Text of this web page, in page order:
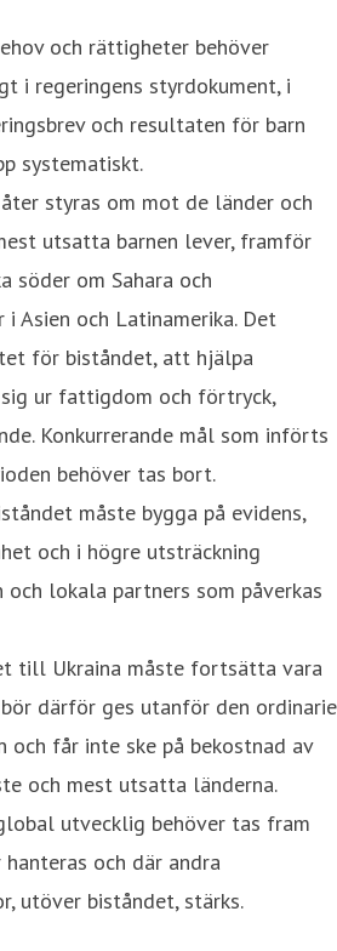
och rättigheter behöver
i regeringens styrdokument, i
och resultaten för barn
systematiskt.
styras om mot de länder och
utsatta barnen lever, framför
söder om Sahara och
Asien och Latinamerika. Det
för biståndet, att hjälpa
ur fattigdom och förtryck,
Konkurrerande mål som införts
behöver tas bort.
måste bygga på evidens,
och i högre utsträckning
och lokala partners som påverkas
till Ukraina måste fortsätta vara
därför ges utanför den ordinarie
och får inte ske på bekostnad av
och mest utsatta länderna.
utvecklig behöver tas fram
och där andra
utöver biståndet, stärks.